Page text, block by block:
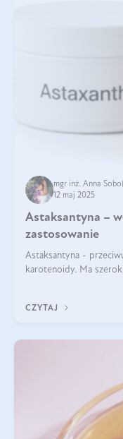
mgr inż. Anna Sobol
12 maj 2025
Astaksantyna –
zastosowanie
Astaksantyna -
karotenoidy. Ma
CZYTAJ